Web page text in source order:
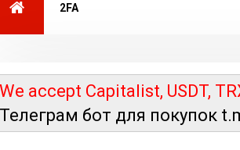
2FA
We accept Capitalist, USDT,
Телеграм бот для покупок